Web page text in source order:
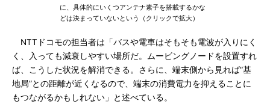
に、具体的にいくつアンテナ素子を搭載するかな
どは決まっていないという（クリックで拡大）
NTTドコモの担当者は「バスや電車はそもそも電波が入りにく
く、入っても減衰しやすい場所だ。ムービングノードを設置すれ
ば、こうした状況を解消できる。さらに、端末側から見れば“基
地局”との距離が近くなるので、端末の消費電力を抑えることに
もつながるかもしれない」と述べている。